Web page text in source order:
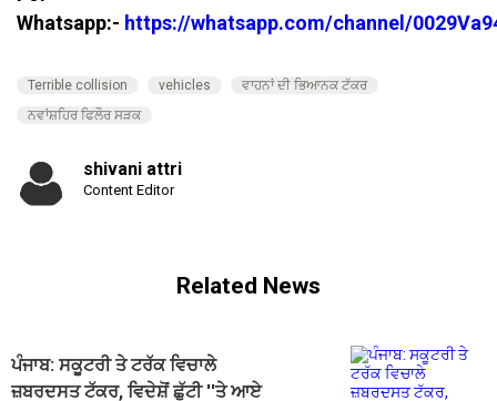
Whatsapp:- https://whatsapp.com/channel/
Terrible collision vehicles
ਵਾਹਨਾਂ ਦੀ ਭਿਆਨਕ ਟੱਕਰ
ਨਵਾਂਸ਼ਹਿਰ ਫਿਲੌਰ ਸੜਕ
shivani attri
Content Editor
Related News
ਪੰਜਾਬ: ਸਕੂਟਰੀ ਤੇ ਟਰੱਕ ਵਿਚਾਲੇ
ਜ਼ਬਰਦਸਤ ਟੱਕਰ, ਵਿਦੇਸ਼ੋਂ ਛੁੱਟੀ ''ਤੇ ਆਏ